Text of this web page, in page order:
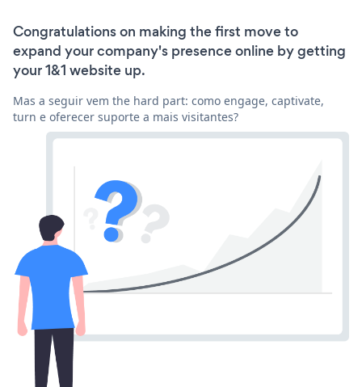
Congratulations on making the first move to
expand your company's presence online by getting
your 1&1 website up.
Mas a seguir vem the hard part: como engage, captivate,
turn e oferecer suporte a mais visitantes?